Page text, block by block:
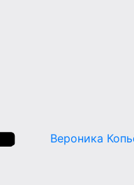
Вероника